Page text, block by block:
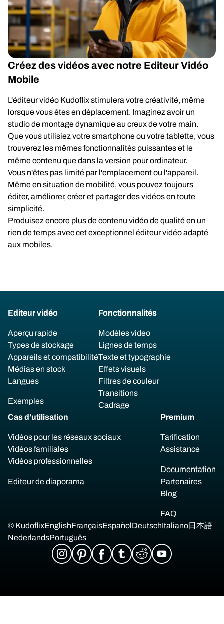
Créez des vidéos avec notre Editeur Vidéo
Mobile
L'éditeur vidéo Kudoflix stimulera votre créativité, même
lorsque vous êtes en déplacement. Imaginez avoir un
studio de montage dynamique au creux de votre main.
Que vous utilisiez votre smartphone ou votre tablette, vous
trouverez les mêmes fonctionnalités puissantes et le
même contenu que dans la version pour ordinateur.
Vous n'êtes pas limité par l'emplacement ou l'appareil.
Même en situation de mobilité, vous pouvez toujours
éditer, améliorer, créer et partager des vidéos en toute
simplicité.
Produisez encore plus de contenu vidéo de qualité en un
rien de temps avec cet exceptionnel éditeur vidéo adapté
aux mobiles.
Editeur vidéo
Aperçu rapide
Types de stockage
Appareils et compatibilité
Médias en stock
Langues
Exemples
Fonctionnalités
Modèles video
Lignes de temps
Texte et typographie
Effets visuels
Filtres de couleur
Transitions
Cadrage
Cas d'utilisation
Vidéos pour les réseaux sociaux
Vidéos familiales
Vidéos professionnelles
Editeur de diaporama
Premium
Tarification
Assistance
Documentation
Partenaires
Blog
FAQ
© KudoflixEnglishFrançaisEspañolDeutschItaliano日本語
NederlandsPortuguês